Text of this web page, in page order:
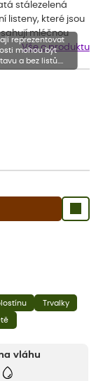
stálezelená
listeny, které jsou
mléčnou
Vše o produktu
reprezentovat
mohou být
a bez listů.
uvedená výška,
Trvalky
vláhu